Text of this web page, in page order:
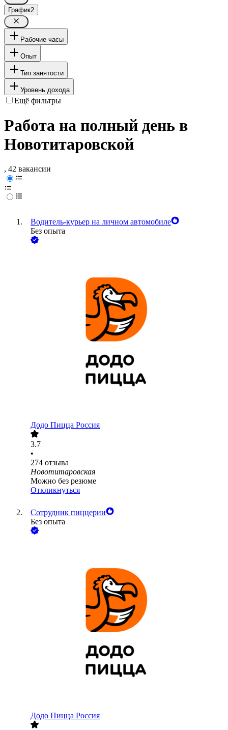
График2
Рабочие часы
Опыт
Тип занятости
Уровень дохода
Ещё фильтры
Работа на полный день в
Новотитаровской
, 42 вакансии
Водитель-курьер на личном автомобиле
Без опыта
Додо Пицца Россия
3.7
•
274 отзыва
Новотитаровская
Можно без резюме
Откликнуться
Сотрудник пиццерии
Без опыта
Додо Пицца Россия